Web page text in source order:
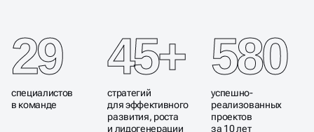
29
специалистов
в команде
45+
стратегий
для эффективного
развития, роста
и лидогенерации
580
успешно-
реализованных
проектов
за 10 лет